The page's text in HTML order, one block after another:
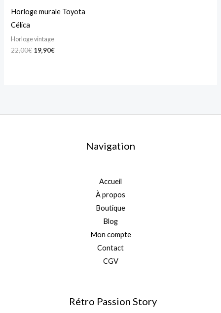
Horloge murale Toyota
Célica
Horloge vintage
22,00€ 19,90€
Navigation
Accueil
À propos
Boutique
Blog
Mon compte
Contact
CGV
Rétro Passion Story